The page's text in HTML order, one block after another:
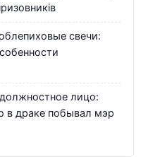
свечи:
лицо:
в драке побывал мэр